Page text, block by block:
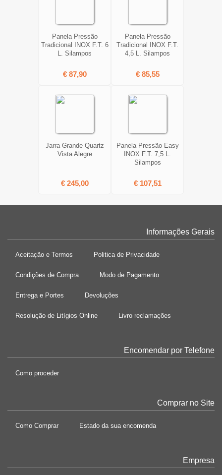
Panela Pressão
Tradicional INOX F.T. 6
L. Silampos
€ 87,90
Panela Pressão
Tradicional INOX F.T.
4,5 L. Silampos
€ 85,55
Jarra Grande Quartz
Vista Alegre
€ 245,00
Panela Pressão Easy
INOX F.T. 7,5 L.
Silampos
€ 107,51
Informações Gerais
Aceitação e Termos Politica de Privacidade
Condições de Compra Modo de Pagamento
Entrega e Portes Devoluções
Resolução de Litígios Online Livro reclamações
Encomendar por Telefone
Como proceder
Comprar no Site
Como Comprar Estado da sua encomenda
Empresa